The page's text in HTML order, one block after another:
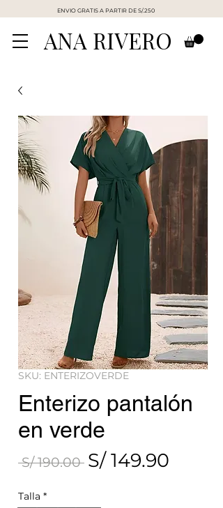
ENVIO GRATIS A PARTIR DE S/.250
ANA RIVERO
SKU: ENTERIZOVERDE
Enterizo pantalón
en verde
S/ 190.00 Precio
S/ 149.90
Talla *